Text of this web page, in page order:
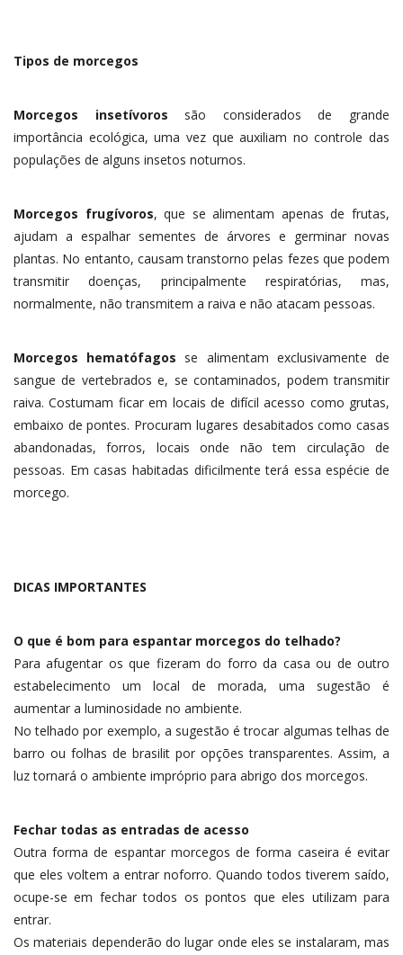
Tipos de morcegos
Morcegos insetívoros são considerados de grande
importância ecológica, uma vez que auxiliam no controle das
populações de alguns insetos noturnos.
Morcegos frugívoros, que se alimentam apenas de frutas,
ajudam a espalhar sementes de árvores e germinar novas
plantas. No entanto, causam transtorno pelas fezes que podem
transmitir doenças, principalmente respiratórias, mas,
normalmente, não transmitem a raiva e não atacam pessoas.
Morcegos hematófagos se alimentam exclusivamente de
sangue de vertebrados e, se contaminados, podem transmitir
raiva. Costumam ficar em locais de difícil acesso como grutas,
embaixo de pontes. Procuram lugares desabitados como casas
abandonadas, forros, locais onde não tem circulação de
pessoas. Em casas habitadas dificilmente terá essa espécie de
morcego.
DICAS IMPORTANTES
O que é bom para espantar morcegos do telhado?
Para afugentar os que fizeram do forro da casa ou de outro
estabelecimento um local de morada, uma sugestão é
aumentar a luminosidade no ambiente.
No telhado por exemplo, a sugestão é trocar algumas telhas de
barro ou folhas de brasilit por opções transparentes. Assim, a
luz tornará o ambiente impróprio para abrigo dos morcegos.
Fechar todas as entradas de acesso
Outra forma de espantar morcegos de forma caseira é evitar
que eles voltem a entrar noforro. Quando todos tiverem saído,
ocupe-se em fechar todos os pontos que eles utilizam para
entrar.
Os materiais dependerão do lugar onde eles se instalaram, mas